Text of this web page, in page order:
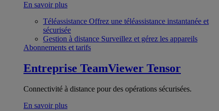
En savoir plus
Téléassistance Offrez une téléassistance instantanée et
sécurisée
Gestion à distance Surveillez et gérez les appareils
Abonnements et tarifs
Entreprise TeamViewer Tensor
Connectivité à distance pour des opérations sécurisées.
En savoir plus